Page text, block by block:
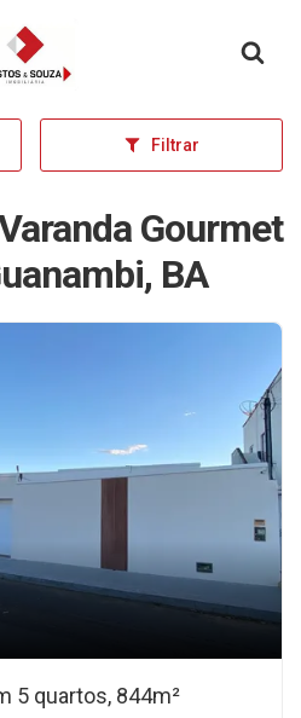
inicial
Filtrar
Gourmet
BA
5 quartos, 844m²